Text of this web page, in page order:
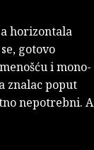
horizontala
gotovo
i mono-
znalac poput
nepotrebni. A